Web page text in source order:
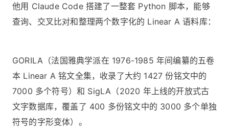
他用 Claude Code 搭建了一整套 Python 脚本，能够
查询、交叉比对和整理两个数字化的 Linear A 语料库：
GORILA（法国雅典学派在 1976-1985 年间编纂的五卷
本 Linear A 铭文全集，收录了大约 1427 份铭文中的
7000 多个符号）和 SigLA（2020 年上线的开放式古
文字数据库，覆盖了 400 多份铭文中的 3000 多个单独
符号的字形变体）。